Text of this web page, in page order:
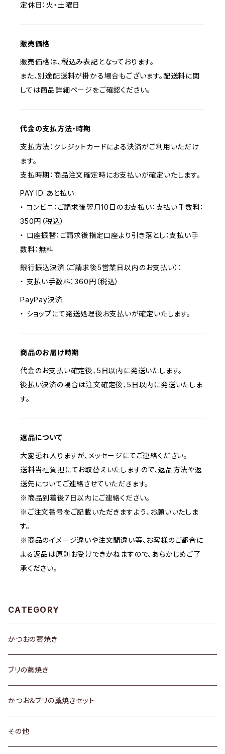
定休日：火・土曜日
販売価格
販売価格は、税込み表記となっております。
また、別途配送料が掛かる場合もございます。配送料に関
しては商品詳細ページをご確認ください。
代金の支払方法・時期
支払方法：クレジットカードによる決済がご利用いただけ
ます。
支払時期：商品注文確定時にお支払いが確定いたします。
PAY ID あと払い:
・ コンビニ：ご請求後翌月10日のお支払い：支払い手数料：
350円（税込）
・ 口座振替：ご請求後指定口座より引き落とし：支払い手
数料：無料
銀行振込決済（ご請求後5営業日以内のお支払い）：
・ 支払い手数料：360円（税込）
PayPay決済:
・ ショップにて発送処理後お支払いが確定いたします。
商品のお届け時期
代金のお支払い確定後、5日以内に発送いたします。
後払い決済の場合は注文確定後、5日以内に発送いたしま
す。
返品について
大変恐れ入りますが、メッセージにてご連絡ください。
送料当社負担にてお取替えいたしますので、返品方法や返
送先についてご連絡させていただきます。
※商品到着後7日以内にご連絡ください。
※ご注文番号をご記載いただきますよう、お願いいたしま
す。
※商品のイメージ違いや注文間違い等、お客様のご都合に
よる返品は原則お受けできかねますので、あらかじめご了
承ください。
CATEGORY
かつおの藁焼き
ブリの藁焼き
かつお＆ブリの藁焼きセット
その他